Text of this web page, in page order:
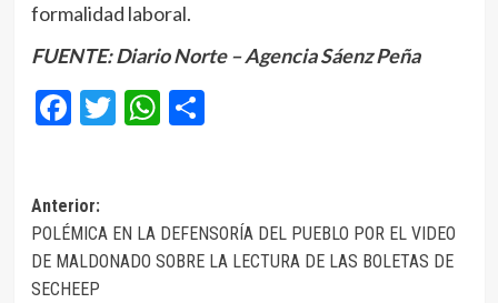
formalidad laboral.
FUENTE: Diario Norte – Agencia Sáenz Peña
Facebook
Twitter
WhatsApp
Compartir
Navegación
de
entradas
Anterior:
POLÉMICA EN LA DEFENSORÍA DEL PUEBLO POR EL VIDEO
DE MALDONADO SOBRE LA LECTURA DE LAS BOLETAS DE
SECHEEP